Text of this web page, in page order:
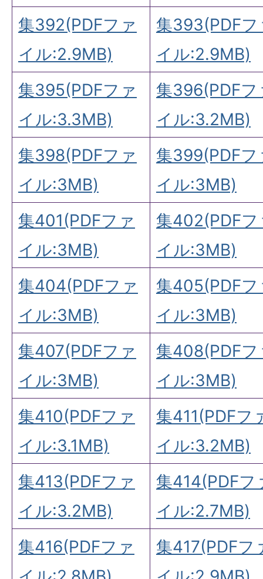
集392(PDFファ
イル:2.9MB)
集393(PDFフ
イル:2.9MB)
集395(PDFファ
イル:3.3MB)
集396(PDFフ
イル:3.2MB)
集398(PDFファ
イル:3MB)
集399(PDFフ
イル:3MB)
集401(PDFファ
イル:3MB)
集402(PDFフ
イル:3MB)
集404(PDFファ
イル:3MB)
集405(PDFフ
イル:3MB)
集407(PDFファ
イル:3MB)
集408(PDFフ
イル:3MB)
集410(PDFファ
イル:3.1MB)
集411(PDFフ
イル:3.2MB)
集413(PDFファ
イル:3.2MB)
集414(PDFフ
イル:2.7MB)
集416(PDFファ
集417(PDFフ